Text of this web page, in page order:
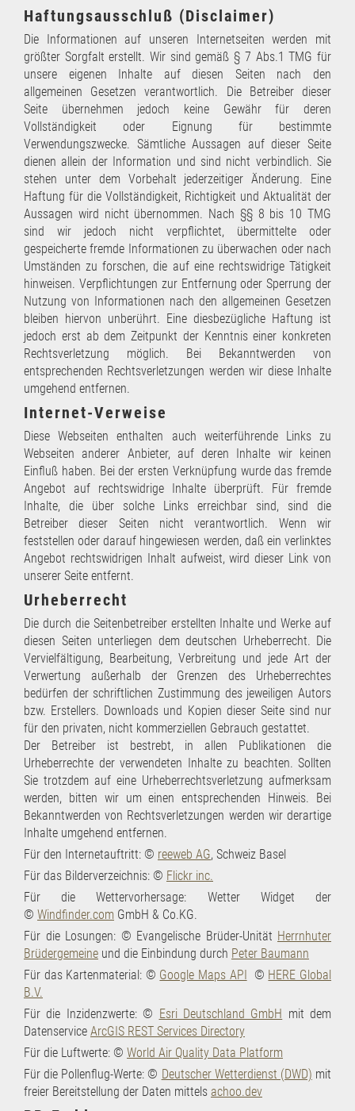
Haftungsausschluß (Disclaimer)
Die Informationen auf unseren Internetseiten werden mit
größter Sorgfalt erstellt. Wir sind gemäß § 7 Abs.1 TMG für
unsere eigenen Inhalte auf diesen Seiten nach den
allgemeinen Gesetzen verantwortlich. Die Betreiber dieser
Seite übernehmen jedoch keine Gewähr für deren
Vollständigkeit oder Eignung für bestimmte
Verwendungszwecke. Sämtliche Aussagen auf dieser Seite
dienen allein der Information und sind nicht verbindlich. Sie
stehen unter dem Vorbehalt jederzeitiger Änderung. Eine
Haftung für die Vollständigkeit, Richtigkeit und Aktualität der
Aussagen wird nicht übernommen. Nach §§ 8 bis 10 TMG
sind wir jedoch nicht verpflichtet, übermittelte oder
gespeicherte fremde Informationen zu überwachen oder nach
Umständen zu forschen, die auf eine rechtswidrige Tätigkeit
hinweisen. Verpflichtungen zur Entfernung oder Sperrung der
Nutzung von Informationen nach den allgemeinen Gesetzen
bleiben hiervon unberührt. Eine diesbezügliche Haftung ist
jedoch erst ab dem Zeitpunkt der Kenntnis einer konkreten
Rechtsverletzung möglich. Bei Bekanntwerden von
entsprechenden Rechtsverletzungen werden wir diese Inhalte
umgehend entfernen.
Internet-Verweise
Diese Webseiten enthalten auch weiterführende Links zu
Webseiten anderer Anbieter, auf deren Inhalte wir keinen
Einfluß haben. Bei der ersten Verknüpfung wurde das fremde
Angebot auf rechtswidrige Inhalte überprüft. Für fremde
Inhalte, die über solche Links erreichbar sind, sind die
Betreiber dieser Seiten nicht verantwortlich. Wenn wir
feststellen oder darauf hingewiesen werden, daß ein verlinktes
Angebot rechtswidrigen Inhalt aufweist, wird dieser Link von
unserer Seite entfernt.
Urheberrecht
Die durch die Seitenbetreiber erstellten Inhalte und Werke auf
diesen Seiten unterliegen dem deutschen Urheberrecht. Die
Vervielfältigung, Bearbeitung, Verbreitung und jede Art der
Verwertung außerhalb der Grenzen des Urheberrechtes
bedürfen der schriftlichen Zustimmung des jeweiligen Autors
bzw. Erstellers. Downloads und Kopien dieser Seite sind nur
für den privaten, nicht kommerziellen Gebrauch gestattet.
Der Betreiber ist bestrebt, in allen Publikationen die
Urheberrechte der verwendeten Inhalte zu beachten. Sollten
Sie trotzdem auf eine Urheberrechtsverletzung aufmerksam
werden, bitten wir um einen entsprechenden Hinweis. Bei
Bekanntwerden von Rechtsverletzungen werden wir derartige
Inhalte umgehend entfernen.
Für den Internetauftritt: © reeweb AG, Schweiz Basel
Für das Bilderverzeichnis: © Flickr inc.
Für die Wettervorhersage: Wetter Widget der
© Windfinder.com GmbH & Co.KG.
Für die Losungen: © Evangelische Brüder-Unität Herrnhuter
Brüdergemeine und die Einbindung durch Peter Baumann
Für das Kartenmaterial: © Google Maps API © HERE Global
B.V.
Für die Inzidenzwerte: © Esri Deutschland GmbH mit dem
Datenservice ArcGIS REST Services Directory
Für die Luftwerte: © World Air Quality Data Platform
Für die Pollenflug-Werte: © Deutscher Wetterdienst (DWD) mit
freier Bereitstellung der Daten mittels achoo.dev